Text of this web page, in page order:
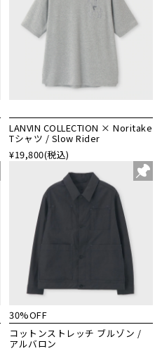
LANVIN COLLECTION × Noritake
Tシャツ / Slow Rider
¥19,800(税込)
30%OFF
コットンストレッチ ブルゾン /
アルバロン